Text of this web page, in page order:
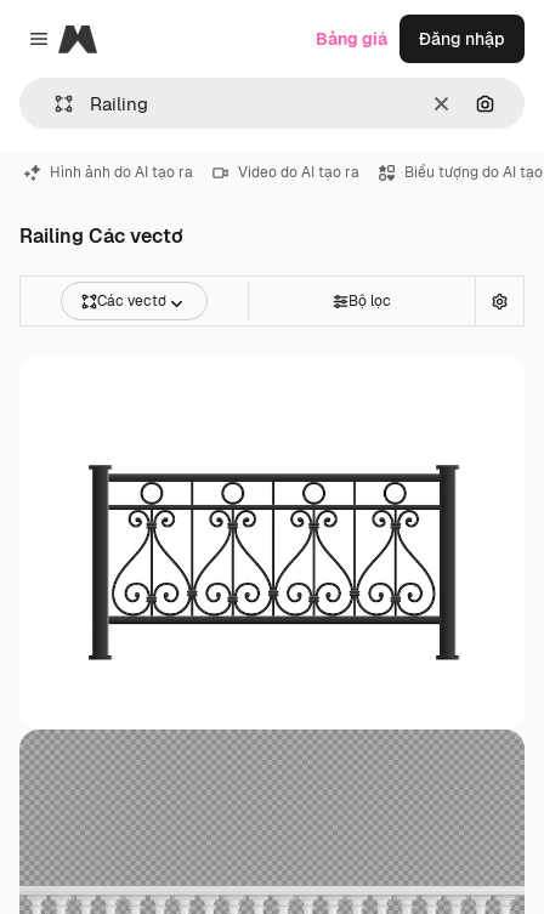
Close menu
Magnific
ThôngTìm
Bảng giá Đăng nhập
Hình ảnh do AI tạo ra Video do AI tạo ra Biểu tượng do AI
Railing Các vectơ
Các vectơ Bộ lọc